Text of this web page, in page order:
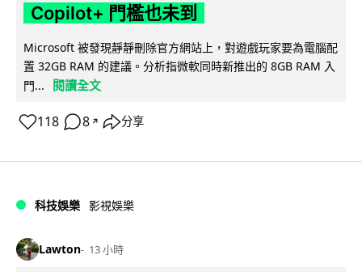
Copilot+ 門檻也未到
Microsoft 被發現靜靜刪除官方網站上，對遊戲玩家要為電腦配
置 32GB RAM 的建議。分析指微軟同時新推出的 8GB RAM 入
門...
閱讀全文
118 8 ↗ 分享
科技娛樂 影視娛樂
Lawton 13 小時